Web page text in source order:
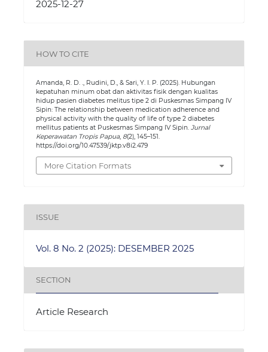
2025-12-27
HOW TO CITE
Amanda, R. D. ., Rudini, D., & Sari, Y. I. P. (2025). Hubungan
kepatuhan minum obat dan aktivitas fisik dengan kualitas
hidup pasien diabetes melitus tipe 2 di Puskesmas Simpang IV
Sipin: The relationship between medication adherence and
physical activity with the quality of life of type 2 diabetes
mellitus patients at Puskesmas Simpang IV Sipin. Jurnal
Keperawatan Tropis Papua, 8(2), 145–151.
https://doi.org/10.47539/jktp.v8i2.479
More Citation Formats
ISSUE
Vol. 8 No. 2 (2025): DESEMBER 2025
SECTION
Article Research